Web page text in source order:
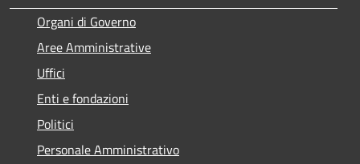
Organi di Governo
Aree Amministrative
Uffici
Enti e fondazioni
Politici
Personale Amministrativo